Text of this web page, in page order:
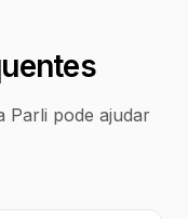
Parli pode ajudar